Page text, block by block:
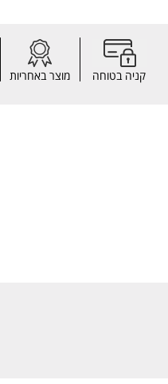
קניה בטוחה מוצר באחריות